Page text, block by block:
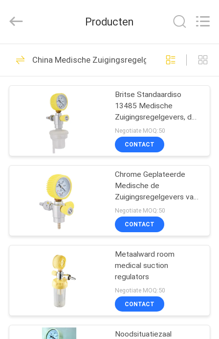
HUIS
PRODUCTEN
ONGEVEER
FABRIEKSREIS
KWALITEITSCONTROLE
CONTACTEER
ONS
VERZOEK
CITAAT
Ltd..
Reserved.
Medische Gasafzet
30
Medische
Gasadapters
25
Medische
Gastoebehoren
Producten
China Medische Zuigingsregelgevers
Britse Standaardiso
13485 Medische
Zuigingsregelgevers, de
Regelgever van de
Muurzuiging
Negotiate MOQ:50
CONTACT
Chrome Geplateerde
Medische de
Zuigingsregelgevers van
het Messingslichaam
Negotiate MOQ:50
CONTACT
Metaalward room
medical suction
regulators
Negotiate MOQ:50
CONTACT
Noodsituatiezaal